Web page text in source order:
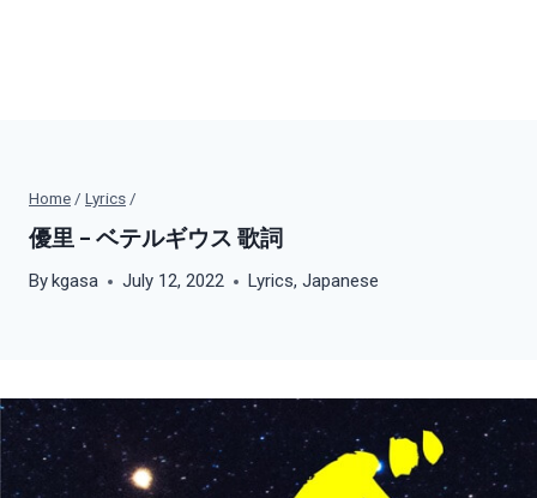
Home / Lyrics /
優里 – ベテルギウス 歌詞
Bykgasa July 12, 2022 Lyrics,Japanese